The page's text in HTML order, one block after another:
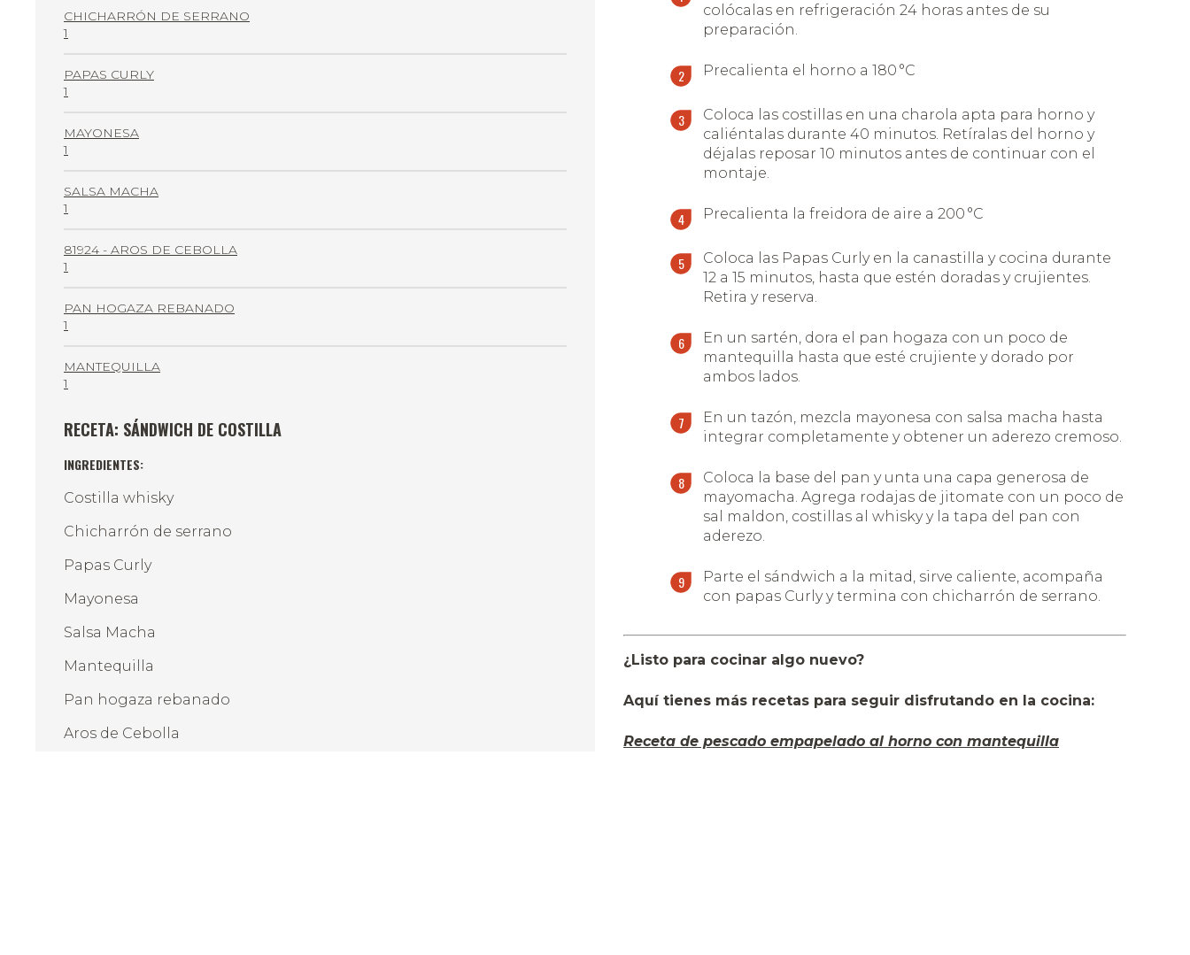
CHICHARRÓN DE SERRANO
1
PAPAS CURLY
1
MAYONESA
1
SALSA MACHA
1
81924 - AROS DE CEBOLLA
1
PAN HOGAZA REBANADO
1
MANTEQUILLA
1
RECETA: SÁNDWICH DE COSTILLA
INGREDIENTES:
Costilla whisky
Chicharrón de serrano
Papas Curly
Mayonesa
Salsa Macha
Mantequilla
Pan hogaza rebanado
Aros de Cebolla
colócalas en refrigeración 24 horas antes de su
preparación.
Precalienta el horno a 180 °C
Coloca las costillas en una charola apta para horno y
caliéntalas durante 40 minutos. Retíralas del horno y
déjalas reposar 10 minutos antes de continuar con el
montaje.
Precalienta la freidora de aire a 200 °C
Coloca las Papas Curly en la canastilla y cocina durante
12 a 15 minutos, hasta que estén doradas y crujientes.
Retira y reserva.
En un sartén, dora el pan hogaza con un poco de
mantequilla hasta que esté crujiente y dorado por
ambos lados.
En un tazón, mezcla mayonesa con salsa macha hasta
integrar completamente y obtener un aderezo cremoso.
Coloca la base del pan y unta una capa generosa de
mayomacha. Agrega rodajas de jitomate con un poco de
sal maldon, costillas al whisky y la tapa del pan con
aderezo.
Parte el sándwich a la mitad, sirve caliente, acompaña
con papas Curly y termina con chicharrón de serrano.
¿Listo para cocinar algo nuevo?
Aquí tienes más recetas para seguir disfrutando en la cocina:
Receta de pescado empapelado al horno con mantequilla